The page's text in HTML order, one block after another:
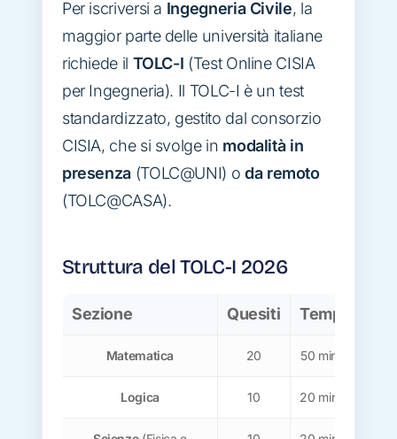
Per iscriversi a Ingegneria Civile, la
maggior parte delle università italiane
richiede il TOLC-I (Test Online CISIA
per Ingegneria). Il TOLC-I è un test
standardizzato, gestito dal consorzio
CISIA, che si svolge in modalità in
presenza (TOLC@UNI) o da remoto
(TOLC@CASA).
Struttura del TOLC-I 2026
Sezione Quesiti Tempo
Matematica 20 50 minuti
Logica 10 20 minuti